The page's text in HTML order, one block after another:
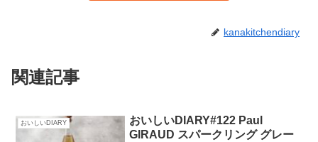
kanakitchendiary
関連記事
おいしいDIARY
おいしいDIARY#122 Paul
GIRAUD スパークリング グレー